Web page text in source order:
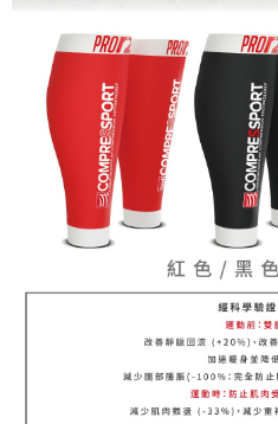
恩沛科技股份有限公司將有權停止該用